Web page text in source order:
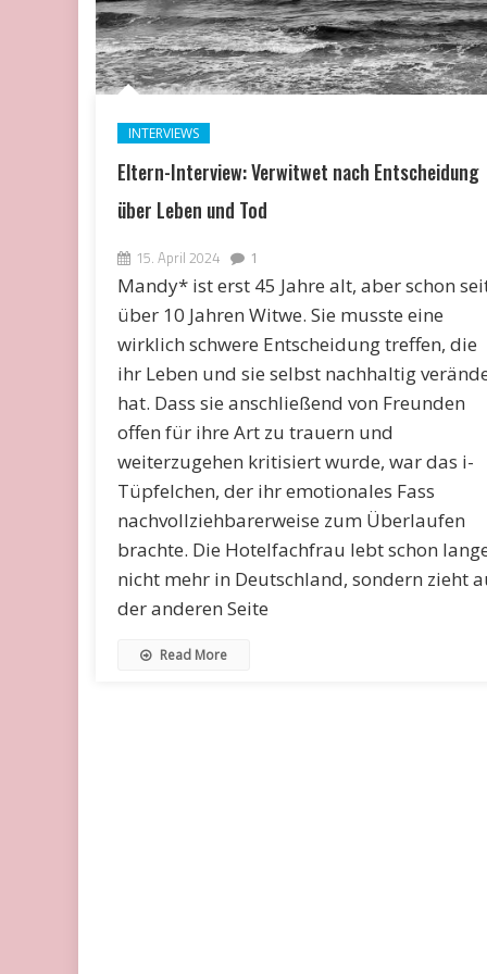
INTERVIEWS
Eltern-Interview: Verwitwet nach Entscheidung
über Leben und Tod
15. April 2024 1
Mandy* ist erst 45 Jahre alt, aber schon
über 10 Jahren Witwe. Sie musste eine
wirklich schwere Entscheidung treffen, die
ihr Leben und sie selbst nachhaltig
hat. Dass sie anschließend von Freunden
offen für ihre Art zu trauern und
weiterzugehen kritisiert wurde, war das i-
Tüpfelchen, der ihr emotionales Fass
nachvollziehbarerweise zum Überlaufen
brachte. Die Hotelfachfrau lebt schon
nicht mehr in Deutschland, sondern zieht
der anderen Seite
Read More